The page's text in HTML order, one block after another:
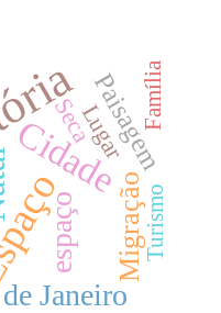
Cidade
Janeiro
espaço Migração
Paisagem
SecaLugar
Família
Turismo